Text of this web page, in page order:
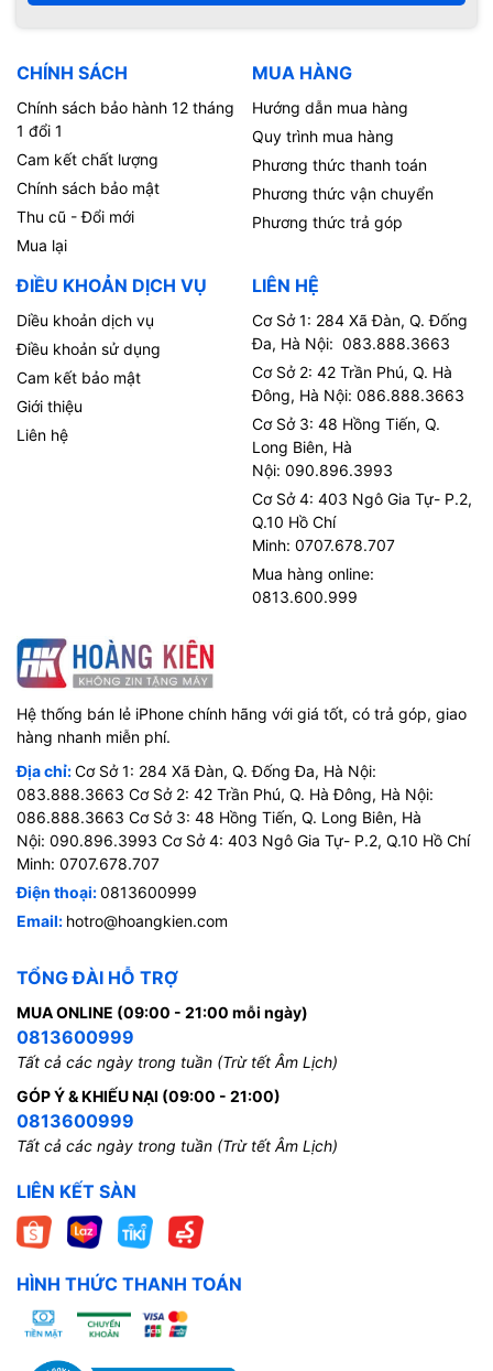
CHÍNH SÁCH
Chính sách bảo hành 12 tháng
1 đổi 1
Cam kết chất lượng
Chính sách bảo mật
Thu cũ - Đổi mới
Mua lại
MUA HÀNG
Hướng dẫn mua hàng
Quy trình mua hàng
Phương thức thanh toán
Phương thức vận chuyển
Phương thức trả góp
ĐIỀU KHOẢN DỊCH VỤ
Diều khoản dịch vụ
Điều khoản sử dụng
Cam kết bảo mật
Giới thiệu
Liên hệ
LIÊN HỆ
Cơ Sở 1: 284 Xã Đàn, Q. Đống
Đa, Hà Nội: 083.888.3663
Cơ Sở 2: 42 Trần Phú, Q. Hà
Đông, Hà Nội: 086.888.3663
Cơ Sở 3: 48 Hồng Tiến, Q.
Long Biên, Hà
Nội: 090.896.3993
Cơ Sở 4: 403 Ngô Gia Tự- P.2,
Q.10 Hồ Chí
Minh: 0707.678.707
Mua hàng online:
0813.600.999
Hệ thống bán lẻ iPhone chính hãng với giá tốt, có trả góp, giao
hàng nhanh miễn phí.
Địa chỉ:Cơ Sở 1: 284 Xã Đàn, Q. Đống Đa, Hà Nội:
083.888.3663 Cơ Sở 2: 42 Trần Phú, Q. Hà Đông, Hà Nội:
086.888.3663 Cơ Sở 3: 48 Hồng Tiến, Q. Long Biên, Hà
Nội: 090.896.3993 Cơ Sở 4: 403 Ngô Gia Tự- P.2, Q.10 Hồ Chí
Minh: 0707.678.707
Điện thoại:0813600999
Email: hotro@hoangkien.com
TỔNG ĐÀI HỖ TRỢ
MUA ONLINE (09:00 - 21:00 mỗi ngày)
0813600999
Tất cả các ngày trong tuần (Trừ tết Âm Lịch)
GÓP Ý & KHIẾU NẠI (09:00 - 21:00)
0813600999
Tất cả các ngày trong tuần (Trừ tết Âm Lịch)
LIÊN KẾT SÀN
HÌNH THỨC THANH TOÁN